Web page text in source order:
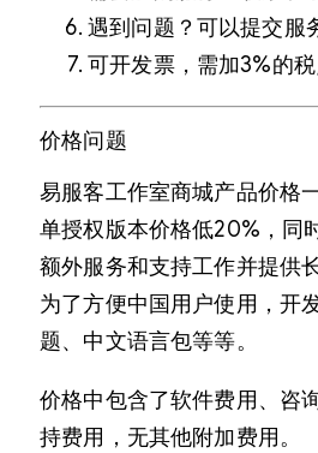
遇到问题？可以提交服
可开发票，需加3%的税
价格问题
易服客工作室商城产品价格
单授权版本价格低20%，同
额外服务和支持工作并提供
为了方便中国用户使用，开
题、中文语言包等等。
价格中包含了软件费用、咨
持费用，无其他附加费用。